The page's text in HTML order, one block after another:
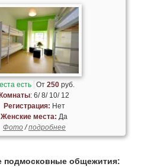
есть От250 руб.
Комнаты: 6/ 8/ 10/ 12
Регистрация: Нет
Женские места: Да
Фото/подробнее
подмосковные общежития: